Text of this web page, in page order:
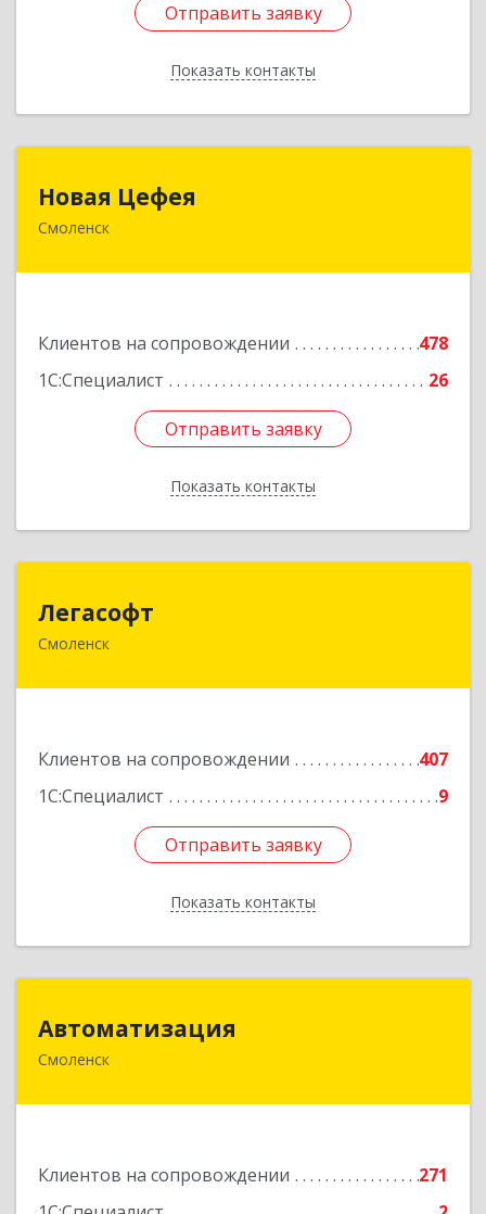
Отправить заявку
Показать контакты
Отправить заявку
Назад
Новая Цефея
Смоленск
Клиентов на сопровождении
478
1С:Специалист
26
Отправить заявку
Показать контакты
214018, Смоленская обл, Смоленск г, Раевского
Отправить заявку
Назад
Легасофт
Смоленск
Клиентов на сопровождении
407
1С:Специалист
9
Отправить заявку
Показать контакты
214018, Смоленская обл, Смоленск г, Ново-
Отправить заявку
Назад
Автоматизация
Смоленск
Клиентов на сопровождении
271
214019, Смоленская обл, Смоленск г, Марии